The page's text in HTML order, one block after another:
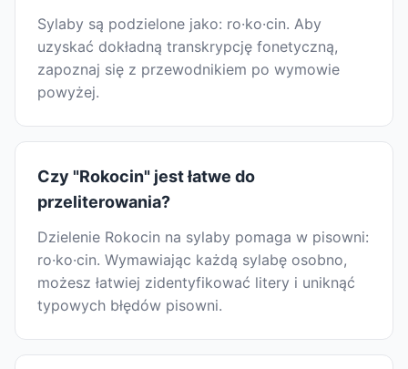
Sylaby są podzielone jako: ro·ko·cin. Aby
uzyskać dokładną transkrypcję fonetyczną,
zapoznaj się z przewodnikiem po wymowie
powyżej.
Czy "Rokocin" jest łatwe do
przeliterowania?
Dzielenie Rokocin na sylaby pomaga w pisowni:
ro·ko·cin. Wymawiając każdą sylabę osobno,
możesz łatwiej zidentyfikować litery i uniknąć
typowych błędów pisowni.